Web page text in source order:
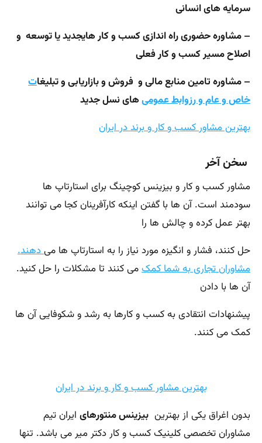
سرمایه های انسانی
– مشاوره حضوری راه اندازی کسب و کار هایجدید یا توسعه و
اصلاح مسیر کسب و کار فعلی
– مشاوره تامین منابع مالی و فروش و بازاریابی و تبلیغات
خاص و عام و رزوابط عمومیهای نسل جدید
بهترین مشاور کسب و کار و برند در ایران
سخن آخر
مشاور کسب و کار و بیزینس کوچینگ برای استارتاپ ها
سودمند است. آن ها با گفتن اینکه کارآفرینان کجا می توانند
بهتر عمل کرده و چالش ها را
حل کنند، فشار و انگیزه مورد نیاز را به استارتاپ ها میدهند.
مشاوران تجاری به شما کمکمی کنند تا مشکلات را حل کنید.
آن ها با دادن
پیشنهادات انتقادی به کسب و کارها به رشد و شکوفایی آن ها
کمک می کنند.
بهترین مشاور کسب و کار و برند در ایران
بدون اغراق یکی از بهترین بیزینس منتورهای ایران تیم
مشاوران تخصصی کلینیک کسب و کار دکتر میر می باشد. تنها